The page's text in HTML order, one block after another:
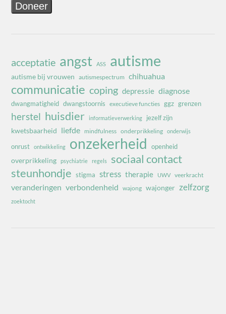
acceptatie angst ASS autisme
autisme bij vrouwen autismespectrum chihuahua
communicatie coping depressie diagnose
dwangmatigheid dwangstoornis executieve functies ggz grenzen
herstel huisdier informatieverwerking jezelf zijn
kwetsbaarheid liefde mindfulness onderprikkeling onderwijs
onrust ontwikkeling onzekerheid openheid
overprikkeling psychiatrie regels
sociaal contact
steunhondje stigma stress therapie UWV veerkracht
veranderingen verbondenheid wajong wajonger zelfzorg
zoektocht